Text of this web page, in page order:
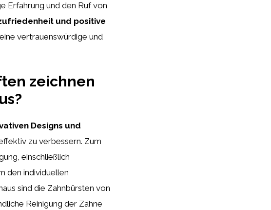
Erfahrung und den Ruf von
und positive
vertrauenswürdige und
zeichnen
Designs und
zu verbessern. Zum
einschließlich
den individuellen
sind die Zahnbürsten von
Reinigung der Zähne